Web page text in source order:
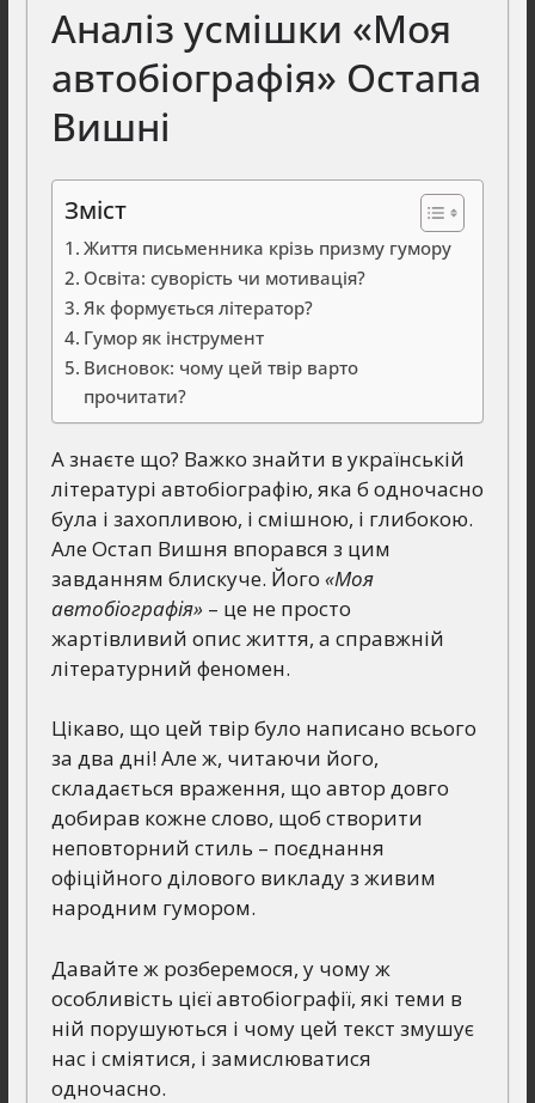
Аналіз усмішки «Моя
автобіографія» Остапа
Вишні
Зміст
Життя письменника крізь призму гумору
Освіта: суворість чи мотивація?
Як формується літератор?
Гумор як інструмент
Висновок: чому цей твір варто
прочитати?
А знаєте що? Важко знайти в українській
літературі автобіографію, яка б одночасно
була і захопливою, і смішною, і глибокою.
Але Остап Вишня впорався з цим
завданням блискуче. Його «Моя
автобіографія»– це не просто
жартівливий опис життя, а справжній
літературний феномен.
Цікаво, що цей твір було написано всього
за два дні! Але ж, читаючи його,
складається враження, що автор довго
добирав кожне слово, щоб створити
неповторний стиль – поєднання
офіційного ділового викладу з живим
народним гумором.
Давайте ж розберемося, у чому ж
особливість цієї автобіографії, які теми в
ній порушуються і чому цей текст змушує
нас і сміятися, і замислюватися
одночасно.